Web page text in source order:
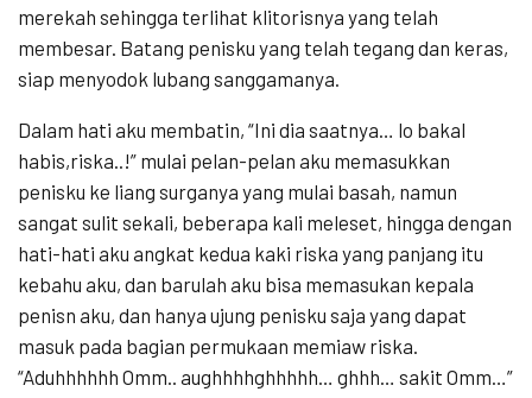
merekah sehingga terlihat klitorisnya yang telah
membesar. Batang penisku yang telah tegang dan keras,
siap menyodok lubang sanggamanya.
Dalam hati aku membatin, “Ini dia saatnya… lo bakal
habis,riska..!” mulai pelan-pelan aku memasukkan
penisku ke liang surganya yang mulai basah, namun
sangat sulit sekali, beberapa kali meleset, hingga dengan
hati-hati aku angkat kedua kaki riska yang panjang itu
kebahu aku, dan barulah aku bisa memasukan kepala
penisn aku, dan hanya ujung penisku saja yang dapat
masuk pada bagian permukaan memiaw riska.
“Aduhhhhhh Omm.. aughhhhghhhhh… ghhh… sakit Omm…”